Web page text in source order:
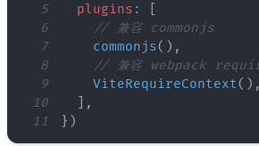
5
plugins :
6
// 兼容 commonjs
7
commonjs( ) ,
8
// 兼容 webpack
9
ViteRequireContext( ) ,
10
,
11
} )